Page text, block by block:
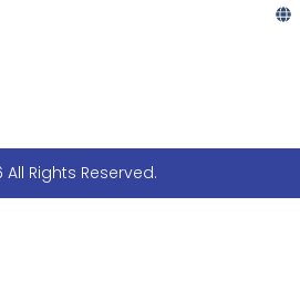
All Rights Reserved.